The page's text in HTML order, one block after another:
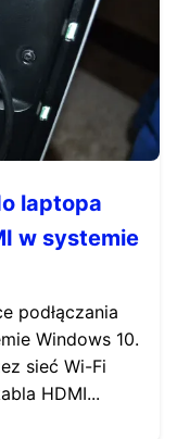
laptopa
w systemie
podłączania
Windows 10.
sieć Wi-Fi
HDMI...